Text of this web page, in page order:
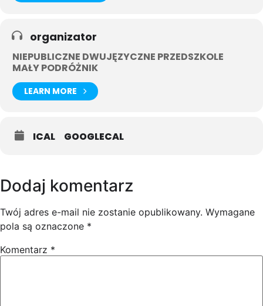
organizator
NIEPUBLICZNE DWUJĘZYCZNE PRZEDSZKOLE
MAŁY PODRÓŻNIK
LEARN MORE
ICAL GOOGLECAL
Dodaj komentarz
Twój adres e-mail nie zostanie opublikowany. Wymagane
pola są oznaczone *
Komentarz *